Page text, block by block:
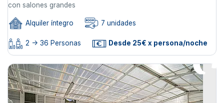
con salones grandes
Alquiler íntegro 7 unidades
2 -> 36 Personas Desde 25€ x persona/noche